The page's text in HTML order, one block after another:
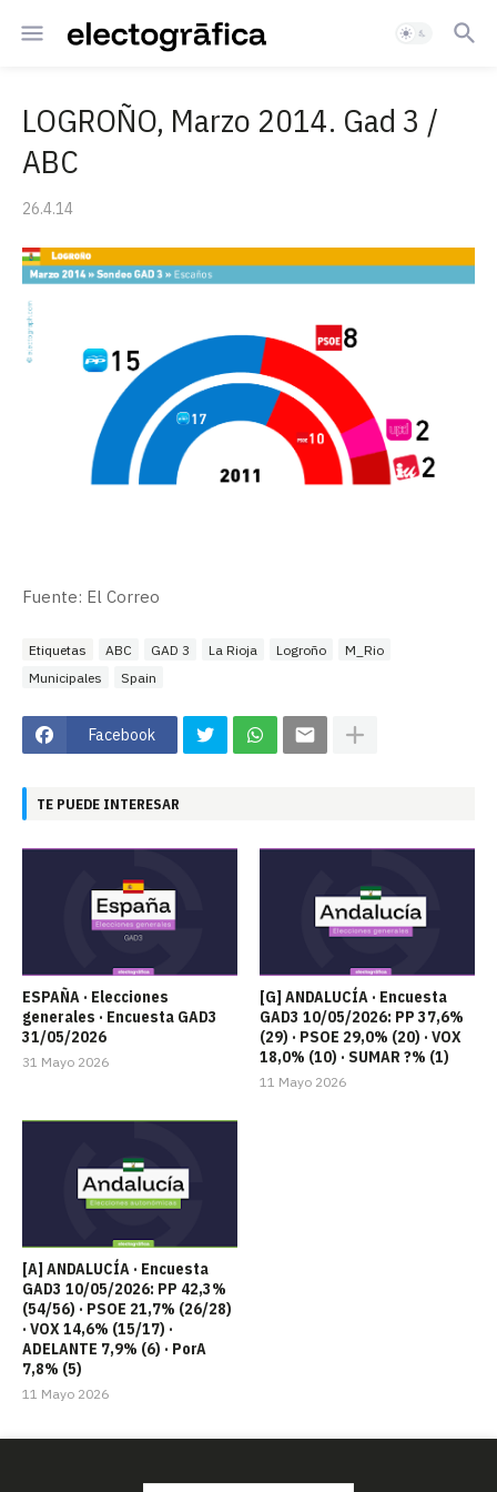
LOGROÑO, Marzo 2014. Gad 3 /
ABC
26.4.14
Fuente: El Correo
Etiquetas ABC GAD 3 La Rioja Logroño
M_Rio
Municipales
Spain
Facebook
TE PUEDE INTERESAR
ESPAÑA · Elecciones
generales · Encuesta GAD3
31/05/2026
31 Mayo 2026
[G] ANDALUCÍA · Encuesta
GAD3 10/05/2026: PP 37,6%
(29) · PSOE 29,0% (20) · VOX
18,0% (10) · SUMAR ?% (1)
11 Mayo 2026
[A] ANDALUCÍA · Encuesta
GAD3 10/05/2026: PP 42,3%
(54/56) · PSOE 21,7% (26/28)
· VOX 14,6% (15/17) ·
ADELANTE 7,9% (6) · PorA
7,8% (5)
11 Mayo 2026